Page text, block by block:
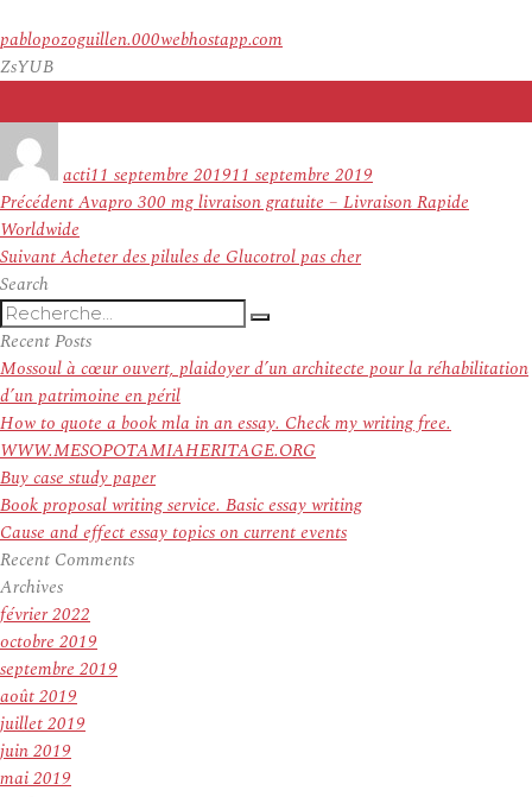
pablopozoguillen.000webhostapp.com
ZsYUB
actile
11 septembre 201911 septembre 2019
Navigation
de
l’article
PrécédentArticle
précédent :
Avapro 300 mg livraison gratuite – Livraison Rapide
Worldwide
SuivantArticle
Acheter des pilules de Glucotrol pas cher
Search
Recherche
pour
:
Recherche
Recent Posts
Mossoul à cœur ouvert, plaidoyer d’un architecte pour la réhabilitation
d’un patrimoine en péril
How to quote a book mla in an essay. Check my writing free.
WWW.MESOPOTAMIAHERITAGE.ORG
Buy case study paper
Book proposal writing service. Basic essay writing
Cause and effect essay topics on current events
Recent Comments
Archives
février 2022
octobre 2019
septembre 2019
août 2019
juillet 2019
juin 2019
mai 2019